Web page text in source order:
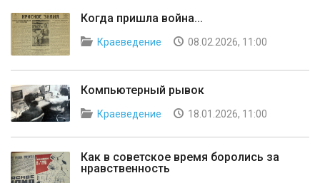
Когда пришла война...
Краеведение 08.02.2026, 11:00
Компьютерный рывок
Краеведение 18.01.2026, 11:00
Как в советское время боролись за
нравственность